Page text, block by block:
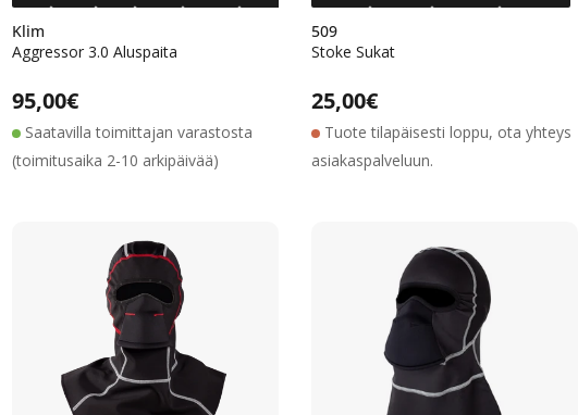
Klim
Aggressor 3.0 Aluspaita
Normaalihinta
95,00€
Saatavilla toimittajan varastosta
(toimitusaika 2-10 arkipäivää)
509
Stoke Sukat
Normaalihinta
25,00€
Tuote tilapäisesti loppu, ota yhteys
asiakaspalveluun.